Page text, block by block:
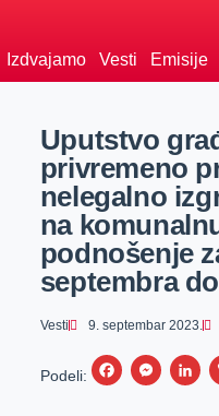
Izdvajamo Vesti Emisije
Uputstvo
privremeno
nelegalno
na
podnošenje
septembra
Vesti 9. septembar 2023.
Podeli:
F
M
L